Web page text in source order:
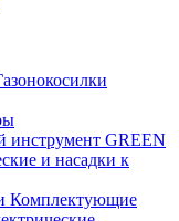
инструмент GREEN
и насадки к
Комплектующие